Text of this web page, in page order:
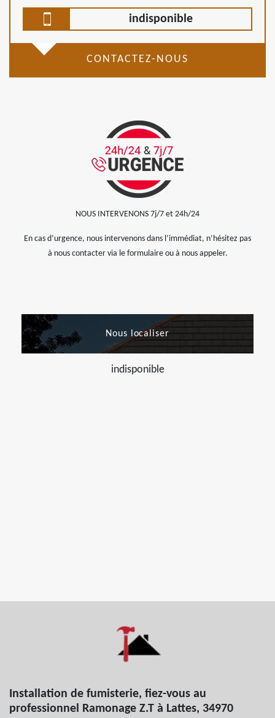
indisponible
CONTACTEZ-NOUS
NOUS INTERVENONS 7j/7 et 24h/24
En cas d’urgence, nous intervenons dans l’immédiat, n’hésitez pas
à nous contacter via le formulaire ou à nous appeler.
Nous localiser
indisponible
Installation de fumisterie, fiez-vous au
professionnel Ramonage Z.T à Lattes, 34970